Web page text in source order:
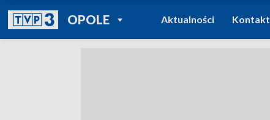
OPOLEPOWRÓT DO
TVP REGIONY
Aktualności Kontakt